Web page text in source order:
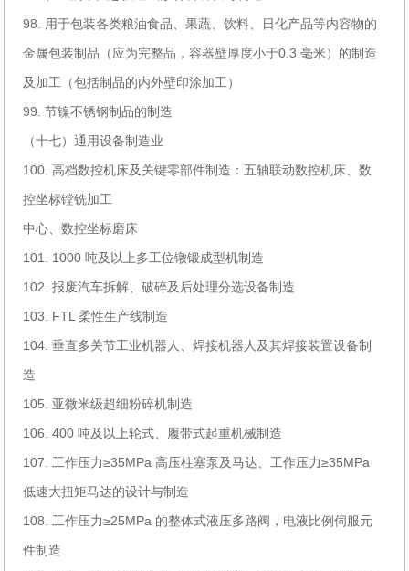
98. 用于包装各类粮油食品、果蔬、饮料、日化产品等内容物的
金属包装制品（应为完整品，容器壁厚度小于0.3 毫米）的制造
及加工（包括制品的内外壁印涂加工）
99. 节镍不锈钢制品的制造
（十七）通用设备制造业
100. 高档数控机床及关键零部件制造：五轴联动数控机床、数
控坐标镗铣加工
中心、数控坐标磨床
101. 1000 吨及以上多工位镦锻成型机制造
102. 报废汽车拆解、破碎及后处理分选设备制造
103. FTL 柔性生产线制造
104. 垂直多关节工业机器人、焊接机器人及其焊接装置设备制
造
105. 亚微米级超细粉碎机制造
106. 400 吨及以上轮式、履带式起重机械制造
107. 工作压力≥35MPa 高压柱塞泵及马达、工作压力≥35MPa
低速大扭矩马达的设计与制造
108. 工作压力≥25MPa 的整体式液压多路阀，电液比例伺服元
件制造